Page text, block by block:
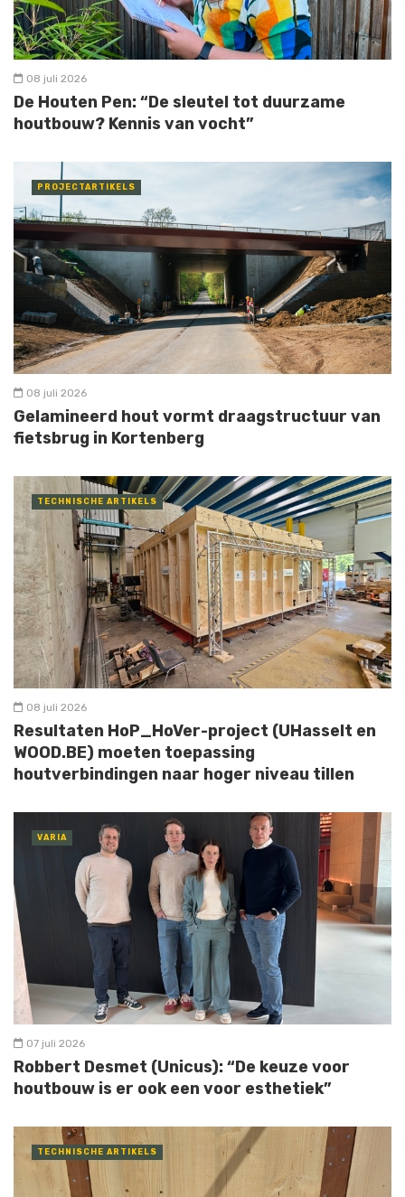
08 juli 2026
De Houten Pen: “De sleutel tot duurzame
houtbouw? Kennis van vocht”
PROJECTARTIKELS
08 juli 2026
Gelamineerd hout vormt draagstructuur van
fietsbrug in Kortenberg
TECHNISCHE ARTIKELS
08 juli 2026
Resultaten HoP_HoVer-project (UHasselt en
WOOD.BE) moeten toepassing
houtverbindingen naar hoger niveau tillen
VARIA
07 juli 2026
Robbert Desmet (Unicus): “De keuze voor
houtbouw is er ook een voor esthetiek”
TECHNISCHE ARTIKELS